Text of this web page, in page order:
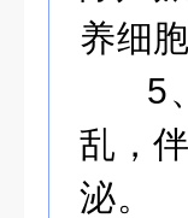
养细
5
乱，
泌。